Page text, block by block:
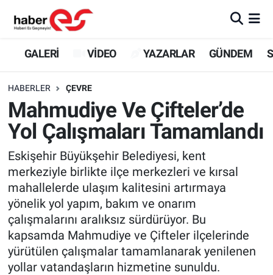
GALERİ VİDEO YAZARLAR GÜNDEM
HABERLER ÇEVRE
Mahmudiye Ve Çifteler’de
Yol Çalışmaları Tamamlandı
Eskişehir Büyükşehir Belediyesi, kent
merkeziyle birlikte ilçe merkezleri ve kırsal
mahallelerde ulaşım kalitesini artırmaya
yönelik yol yapım, bakım ve onarım
çalışmalarını aralıksız sürdürüyor. Bu
kapsamda Mahmudiye ve Çifteler ilçelerinde
yürütülen çalışmalar tamamlanarak yenilenen
yollar vatandaşların hizmetine sunuldu.
GALERİ
YAZARLAR
GÜNDEM
SİYASET
TEKNOLOJİ
EKONOMİ
SPOR
Eskişehir Nöbetçi Eczaneler
Eskişehir Trafik Yoğunluk Haritası
Süper Lig Puan Durumu ve Fikstür
Tüm Manşetler
Son Dakika Haberleri
Haber Arşivi